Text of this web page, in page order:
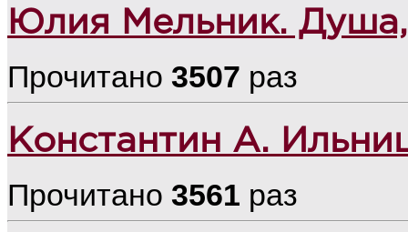
Юлия Мельник. Душа,
Прочитано 3507 раз
Константин А.
Прочитано 3561 раз